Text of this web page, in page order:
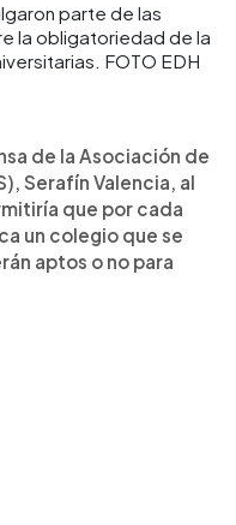
parte de las
la obligatoriedad de la
FOTO EDH
de la Asociación de
Serafín Valencia, al
que por cada
un colegio que se
aptos o no para